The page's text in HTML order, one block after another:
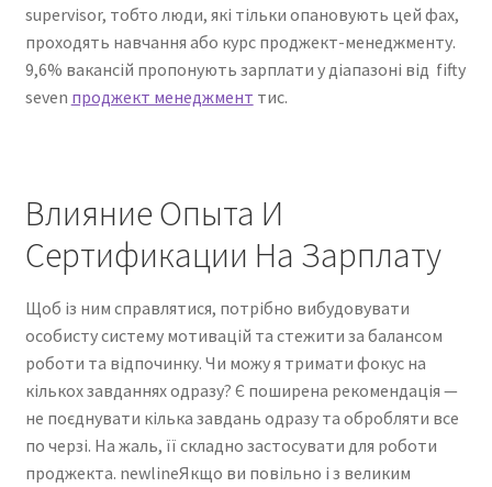
Services
Shop
Terms of Service
supervisor, тобто люди, які тільки опановують цей фах,
проходять навчання або курс проджект-менеджменту.
9,6% вакансій пропонують зарплати у діапазоні від fifty
seven проджект менеджмент тис.
Влияние Опыта И
Сертификации На Зарплату
Щоб із ним справлятися, потрібно вибудовувати
особисту систему мотивацій та стежити за балансом
роботи та відпочинку. Чи можу я тримати фокус на
кількох завданнях одразу? Є поширена рекомендація —
не поєднувати кілька завдань одразу та обробляти все
по черзі. На жаль, її складно застосувати для роботи
проджекта. newlineЯкщо ви повільно і з великим